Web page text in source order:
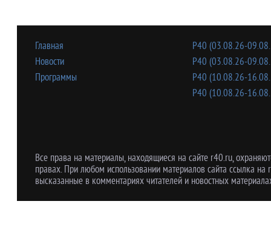
Главная
Новости
Программы
Р40 (03.08.26-
Р40 (03.08.26-
Р40 (10.08.26-
Р40 (10.08.26-
Все права на материалы, находящиеся на сайте r40.ru,
правах. При любом использовании материалов сайта ссылка
высказанные в комментариях читателей и новостных